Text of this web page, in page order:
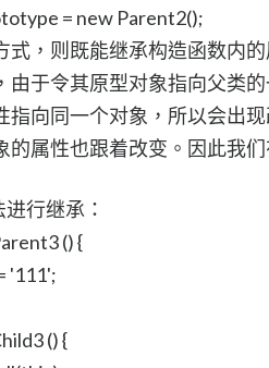
= new Parent2();
式，则既能继承构造函数内
由于令其原型对象指向父类
指向同一个对象，所以会出
的属性也跟着改变。因此我
行继承：
() {
'111';
() {